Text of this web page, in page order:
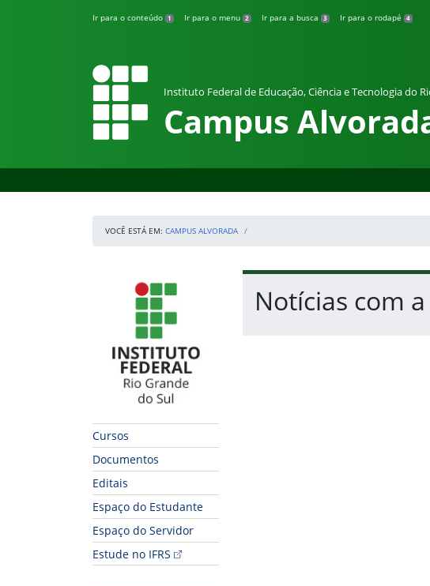
Ir para o conteúdo 1 Ir para o menu 2 Ir para a busca 3 Ir para o rodapé 4
Instituto Federal de Educação, Ciência e Tecnologia do
Campus
VOCÊ ESTÁ EM: CAMPUS ALVORADA
Início da navegação
Cursos
Documentos
Editais
Espaço do Estudante
Espaço do Servidor
Estude no IFRS
Início do conteúdo
Notícias com